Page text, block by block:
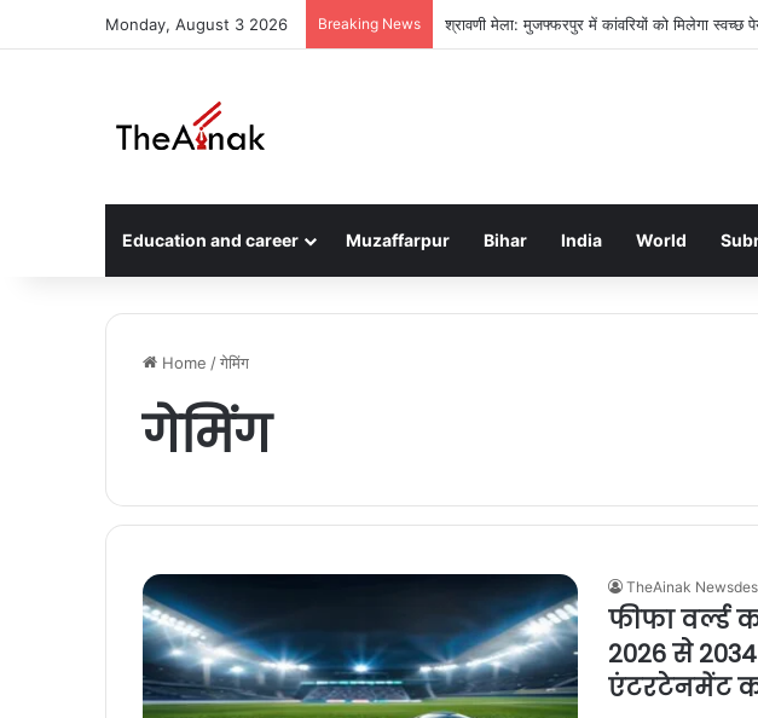
Monday, August 3 2026 Breaking News मुजफ्फरपुर के अटल टिंकरिंग लैब में करोड़ों खर्च, फिर
Education and career Muzaffarpur Bihar India World
Home /गेमिंग
गेमिंग
TheAinak
फीफा वर्ल्ड
2026 से
एंटरटेनमेंट